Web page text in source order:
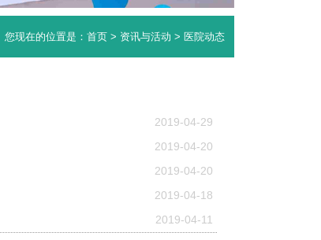
您现在的位置是： 首页 > 资讯与活动 > 医院动态
2019-04-29
2019-04-20
2019-04-20
2019-04-18
2019-04-11